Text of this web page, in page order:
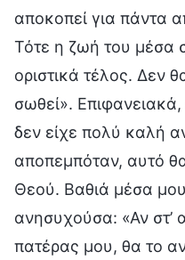
αποκοπεί για πάντα
Τότε η ζωή του μέσα
οριστικά τέλος. Δεν
σωθεί».
δεν είχε πολύ καλή
αποπεμπόταν, αυτό
Θεού. Βαθιά μέσα
ανησυχούσα: «Αν στ’
πατέρας μου, θα το